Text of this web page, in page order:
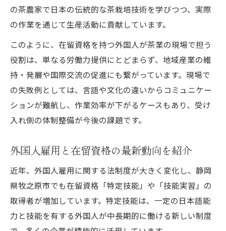
の茶農家で日本の伝統的な茶栽培技術を学びつつ、実際
の作業を通じて生産活動に貢献しています。
このように、在留資格を持つ外国人が茶業の現場で担う
役割は、単なる労働力提供にとどまらず、地域産業の維
持・発展や国際交流の促進にも繋がっています。現場で
の失敗例としては、言語や文化の違いからコミュニケー
ションが難航し、作業効率が下がるケースもあり、受け
入れ側の体制整備が今後の課題です。
外国人雇用と在留資格の最新動向を紹介
近年、外国人雇用に関する法制度が大きく変化し、静岡
県牧之原市でも在留資格「特定技能」や「技能実習」の
取得者が増加しています。特定技能は、一定の日本語能
力と技能を有する外国人が中長期的に働ける新しい制度